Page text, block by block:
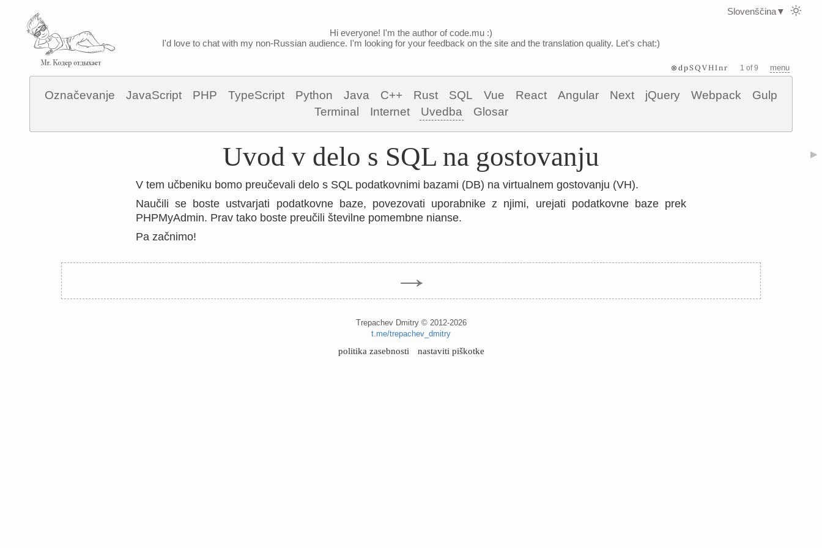
Hi everyone! I'm the author of code.mu :)
I'd love to chat with my non-Russian audience. I'm looking for your feedback on the site and the translation quality. Let's chat:)
⊗dpSQVHInr 1 of 9 menu
Označevanje JavaScript PHP TypeScript Python Java C++ Rust SQL Vue React Angular Next jQuery Webpack
Gulp
Terminal
Internet Uvedba Glosar
▶
Uvod v delo s SQL na gostovanju
V tem učbeniku bomo preučevali delo s SQL podatkovnimi bazami (DB) na virtualnem gostovanju (VH).
Naučili se boste ustvarjati podatkovne baze, povezovati uporabnike z njimi, urejati podatkovne baze prek
PHPMyAdmin. Prav tako boste preučili številne pomembne nianse.
Pa začnimo!
→
Trepachev Dmitry © 2012-2026
t.me/trepachev_dmitry
politika zasebnosti nastaviti piškotke
Slovenščina▼